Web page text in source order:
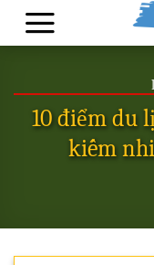
Skip
10 điểm du
kiếm